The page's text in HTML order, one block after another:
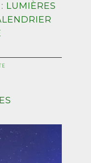
LUMIÈRES